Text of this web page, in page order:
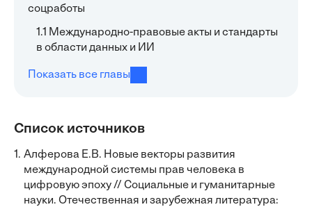
соцработы
1.1 Международно-правовые акты и стандарты
в области данных и ИИ
Показать все главы
Список источников
1. Алферова Е.В. Новые векторы развития
международной системы прав человека в
цифровую эпоху // Социальные и гуманитарные
науки. Отечественная и зарубежная литература: